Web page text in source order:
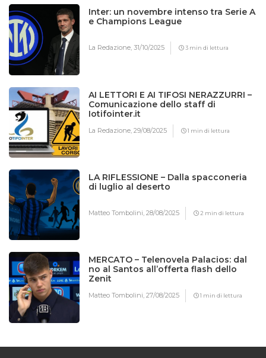
Inter: un novembre intenso tra Serie A
e Champions League
La Redazione,31/10/2025 3 min di lettura
AI LETTORI E AI TIFOSI NERAZZURRI –
Comunicazione dello staff di
Iotifointer.it
La Redazione,29/08/2025 1 min di lettura
LA RIFLESSIONE – Dalla spacconeria
di luglio al deserto
Matteo Tombolini,28/08/2025 2 min di lettura
MERCATO – Telenovela Palacios: dal
no al Santos all’offerta flash dello
Zenit
Matteo Tombolini,27/08/2025 1 min di lettura